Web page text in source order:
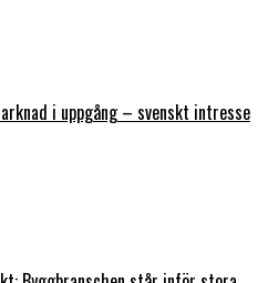
i uppgång – svenskt intresse